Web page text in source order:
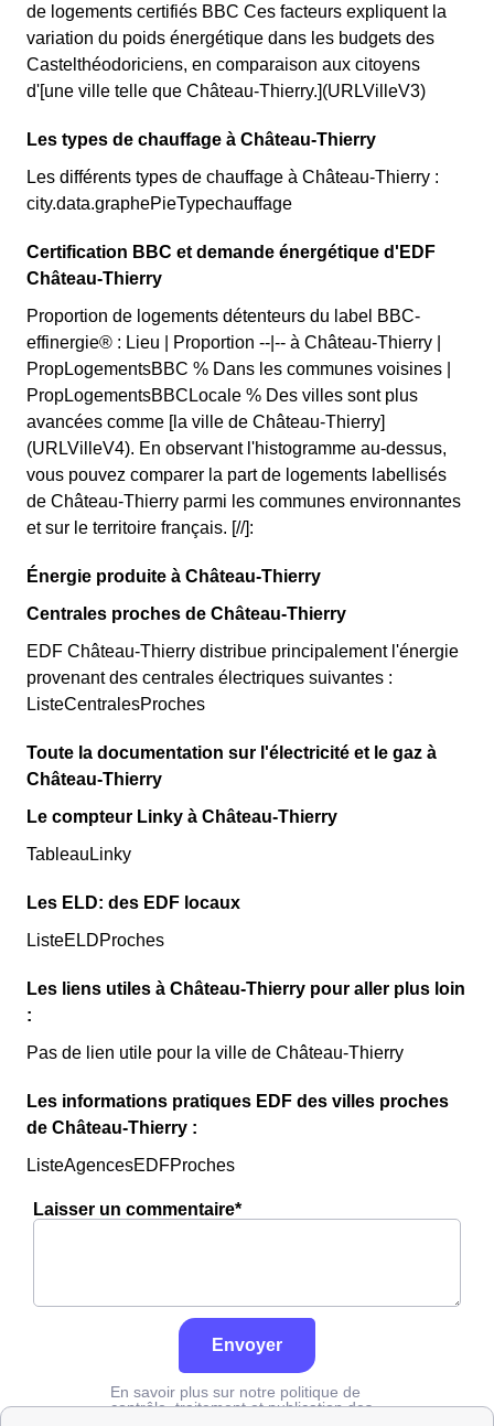
de logements certifiés BBC Ces facteurs expliquent la
variation du poids énergétique dans les budgets des
Castelthéodoriciens, en comparaison aux citoyens
d'[une ville telle que Château-Thierry.](URLVilleV3)
Les types de chauffage à Château-Thierry
Les différents types de chauffage à Château-Thierry :
city.data.graphePieTypechauffage
Certification BBC et demande énergétique d'EDF
Château-Thierry
Proportion de logements détenteurs du label BBC-
effinergie® : Lieu | Proportion --|-- à Château-Thierry |
PropLogementsBBC % Dans les communes voisines |
PropLogementsBBCLocale % Des villes sont plus
avancées comme [la ville de Château-Thierry]
(URLVilleV4). En observant l'histogramme au-dessus,
vous pouvez comparer la part de logements labellisés
de Château-Thierry parmi les communes environnantes
et sur le territoire français. [//]:
Énergie produite à Château-Thierry
Centrales proches de Château-Thierry
EDF Château-Thierry distribue principalement l'énergie
provenant des centrales électriques suivantes :
ListeCentralesProches
Toute la documentation sur l'électricité et le gaz à
Château-Thierry
Le compteur Linky à Château-Thierry
TableauLinky
Les ELD: des EDF locaux
ListeELDProches
Les liens utiles à Château-Thierry pour aller plus loin
:
Pas de lien utile pour la ville de Château-Thierry
Les informations pratiques EDF des villes proches
de Château-Thierry :
ListeAgencesEDFProches
Laisser un commentaire*
Envoyer
En savoir plus sur notre politique de
contrôle, traitement et publication des